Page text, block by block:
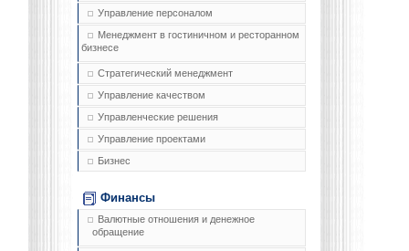
Управление персоналом
Менеджмент в гостиничном и ресторанном
бизнесе
Стратегический менеджмент
Управление качеством
Управленческие решения
Управление проектами
Бизнес
Финансы
Валютные отношения и денежное
обращение